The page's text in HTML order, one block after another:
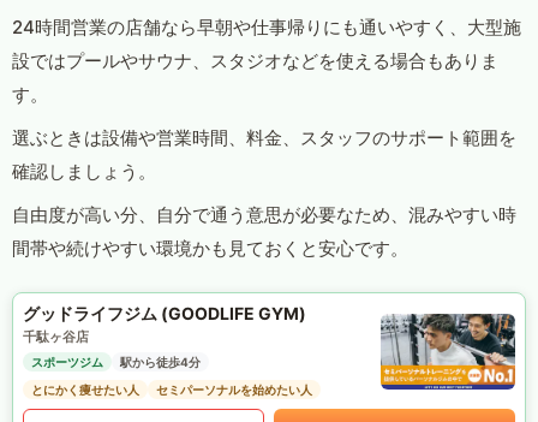
24時間営業の店舗なら早朝や仕事帰りにも通いやすく、大型施
設ではプールやサウナ、スタジオなどを使える場合もありま
す。
選ぶときは設備や営業時間、料金、スタッフのサポート範囲を
確認しましょう。
自由度が高い分、自分で通う意思が必要なため、混みやすい時
間帯や続けやすい環境かも見ておくと安心です。
グッドライフジム (GOODLIFE GYM)
千駄ヶ谷店
スポーツジム
駅から徒歩4分
とにかく痩せたい人
セミパーソナルを始めたい人